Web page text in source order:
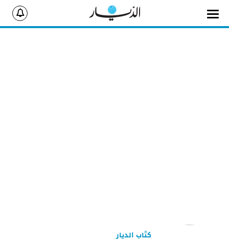
كتّاب الديار